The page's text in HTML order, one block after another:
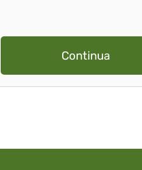
Continua